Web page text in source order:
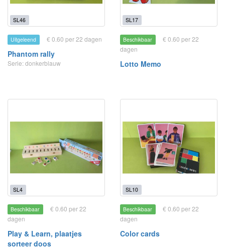
SL46
Uitgeleend € 0.60 per 22 dagen
Phantom rally
Serie: donkerblauw
SL17
Beschikbaar
€ 0.60 per 22
dagen
Lotto Memo
SL4
Beschikbaar
€ 0.60 per 22
dagen
Play & Learn, plaatjes
sorteer doos
SL10
Beschikbaar
€ 0.60 per 22
dagen
Color cards